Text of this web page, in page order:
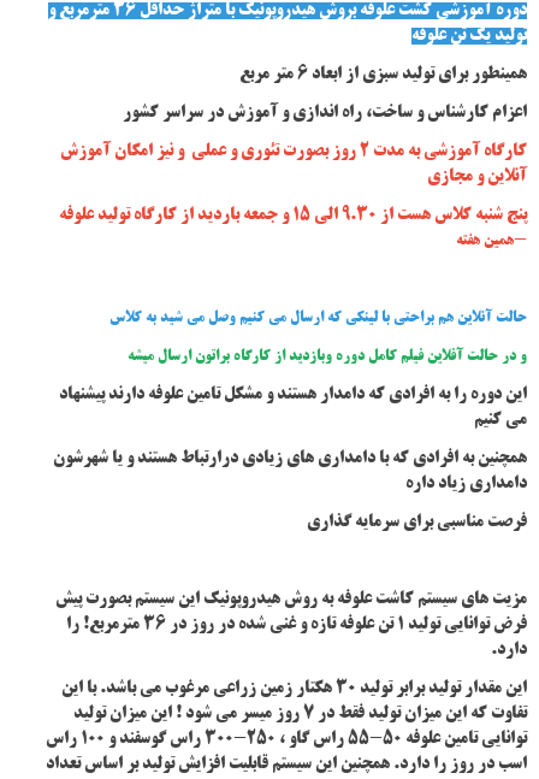
دوره آموزشی کشت علوفه بروش هیدروپونیک با متراژ حداقل 36 مترمربع و
تولید یک تن علوفه
همینطور برای تولید سبزی از ابعاد 6 متر مربع
اعزام کارشناس و ساخت، راه اندازی و آموزش در سراسر کشور
کارگاه آموزشی به مدت 2 روز بصورت تئوری و عملی و نیز امکان آموزش
آنلاین و مجازی
پنج شنبه کلاس هست از 9.30 الی 15 و جمعه باردید از کارگاه تولید علوفه
-همین هفته
حالت آنلاین هم براحتی با لینکی که ارسال می کنیم وصل می شید به کلاس
و در حالت آفلاین فیلم کامل دوره وبازدید از کارگاه براتون ارسال میشه
این دوره را به افرادی که دامدار هستند و مشکل تامین علوفه دارند پیشنهاد
می کنیم
همچنین به افرادی که با دامداری های زیادی درارتباط هستند و یا شهرشون
دامداری زیاد داره
فرصت مناسبی برای سرمایه گذاری
مزیت های سیستم کاشت علوفه به روش هیدروپونیک این سیستم بصورت پیش
فرض توانایی تولید 1 تن علوفه تازه و غنی شده در روز در 36 مترمربع! را
دارد.
این مقدار تولید برابر تولید 30 هکتار زمین زراعی مرغوب می باشد. با این
تفاوت که این میزان تولید فقط در 7 روز میسر می شود ! این میزان تولید
توانایی تامین علوفه 50-55 راس گاو ، 250-300 راس گوسفند و 100 راس
اسب در روز را دارد. همچنین این سیستم قابلیت افزایش تولید بر اساس تعداد